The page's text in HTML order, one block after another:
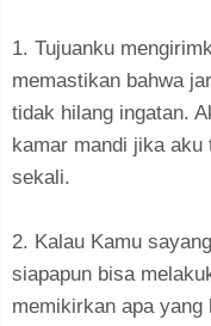
1. Tujuanku
memastikan bahwa
tidak hilang ingatan.
kamar mandi jika
sekali.
2. Kalau Kamu
siapapun bisa
memikirkan apa